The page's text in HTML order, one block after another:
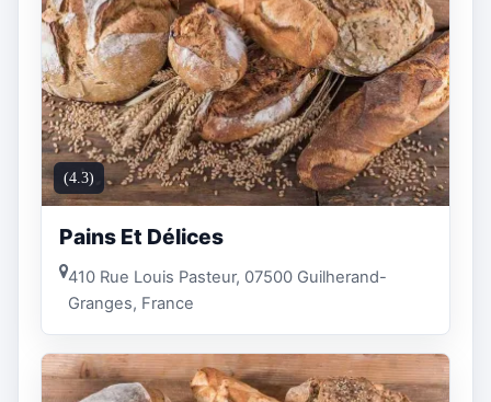
(4.3)
Pains Et Délices
410 Rue Louis Pasteur, 07500 Guilherand-
Granges, France